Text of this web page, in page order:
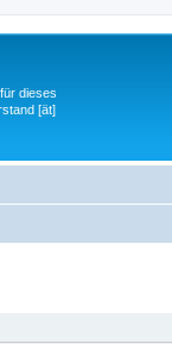
dieses
[ät]